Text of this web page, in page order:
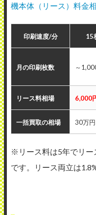
機本体（リース）料金
印刷速度/分 15
月の印刷枚数 ～
リース料相場 6,000
一括買取の相場 30万円
※リース料は5年でリー
です。リース両立は